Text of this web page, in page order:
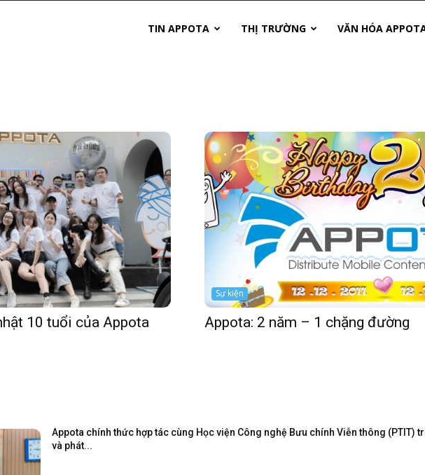
TIN APPOTA THỊ TRƯỜNG VĂN HÓA
10 tuổi của Appota
Sự kiện
Appota: 2 năm – 1 chặng đường
Appota chính thức hợp tác cùng Học viện Công nghệ Bưu chính Viễn thông (PTIT)
và phát...